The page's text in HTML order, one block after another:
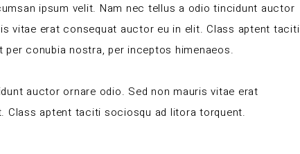
ipsum velit. Nam nec tellus a odio tincidunt auctor
vitae erat consequat auctor eu in elit. Class aptent taciti
conubia nostra, per inceptos himenaeos.
auctor ornare odio. Sed non mauris vitae erat
Class aptent taciti sociosqu ad litora torquent.